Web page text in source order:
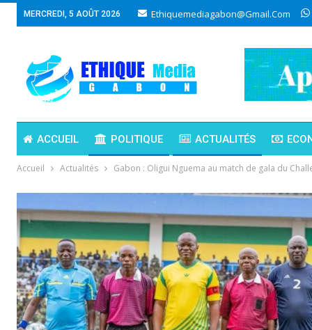
MERCREDI, 5 AOÛT 2026 Ethiquemediagabon@gmail.com
ACCUEIL POLITIQUE ACTUALITÉS
Accueil Actualités Gabon : Oligui Nguema au match de gala du